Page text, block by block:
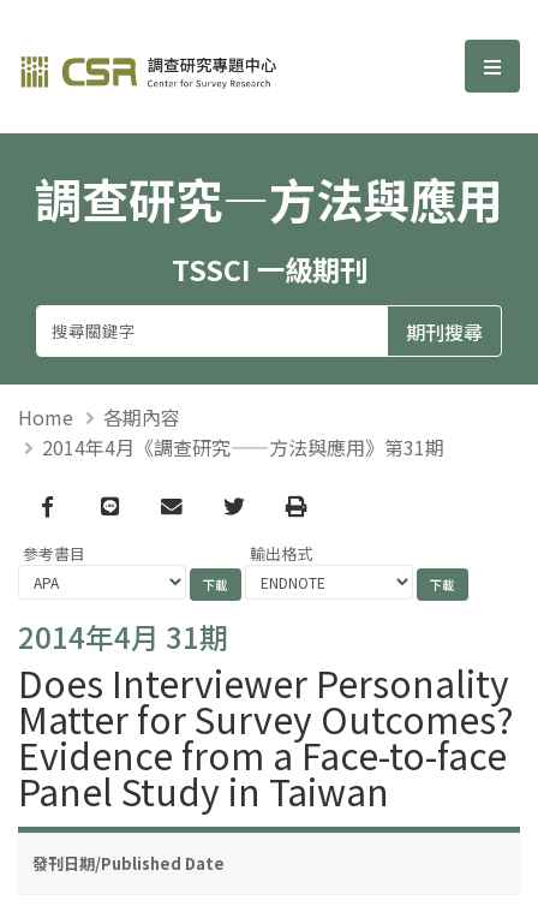
調查研究—方法與應用期刊 選
調查研究—方法與應用
TSSCI 一級期刊
Home
各期內容
2014年4月《調查研究——方法與應用》第31期
Facebook
line email TwitterPrint
參考書目 輸出格式
2014年4月 31期
Does Interviewer Personality
Matter for Survey Outcomes?
Evidence from a Face-to-face
Panel Study in Taiwan
發刊日期/Published Date